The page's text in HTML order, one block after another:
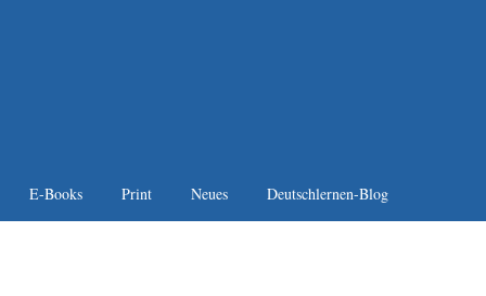
E-Books Print Neues Deutschlernen-Blog